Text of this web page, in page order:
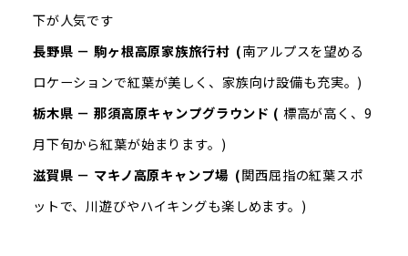
下が人気です
長野県 － 駒ヶ根高原家族旅行村 (南アルプスを望める
ロケーションで紅葉が美しく、家族向け設備も充実。)
栃木県 － 那須高原キャンプグラウンド ( 標高が高く、9
月下旬から紅葉が始まります。)
滋賀県 － マキノ高原キャンプ場 (関西屈指の紅葉スポ
ットで、川遊びやハイキングも楽しめます。)